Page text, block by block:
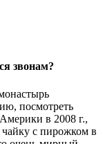
звонам?
посмотреть
в 2008 г.,
с пирожком в